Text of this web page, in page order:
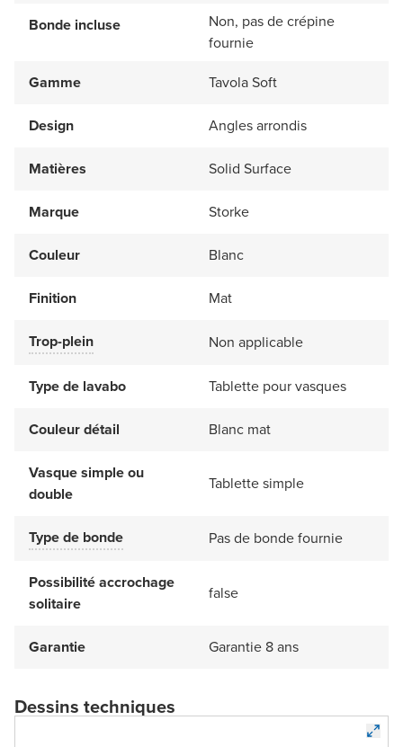
Bonde incluse
Non, pas de crépine
fournie
Gamme
Tavola Soft
Design Angles arrondis
Matières Solid Surface
Marque Storke
Couleur Blanc
Finition Mat
Trop-plein Non applicable
Type de lavabo Tablette pour vasques
Couleur détail Blanc mat
Vasque simple ou
double
Tablette simple
Type de bonde Pas de bonde fournie
Possibilité accrochage
solitaire
false
Garantie Garantie 8 ans
Dessins techniques